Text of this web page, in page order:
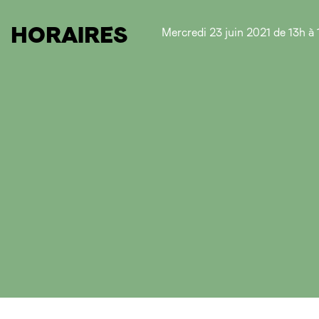
HORAIRES Mercredi 23 juin 2021 de 13h à